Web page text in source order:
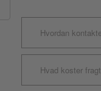
Hvordan
Hvad koster